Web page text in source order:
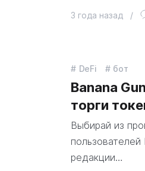
3 года назад /
DeFi бот
Banana
торги
Выбирай из
редакции…